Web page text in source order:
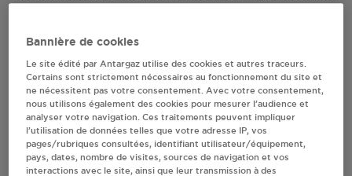
revendeurs Antargaz à VENDENHEIM, l'adresse, le numéro
bouteilles de gaz.
1 revendeur(s) Antargaz
à VENDENHEIM
Bannière de cookies
Le site édité par Antargaz utilise des cookies et autres traceurs.
Certains sont strictement nécessaires au fonctionnement du site et
ne nécessitent pas votre consentement. Avec votre consentement,
nous utilisons également des cookies pour mesurer l’audience et
analyser votre navigation. Ces traitements peuvent impliquer
l’utilisation de données telles que votre adresse IP, vos
pages/rubriques consultées, identifiant utilisateur/équipement,
pays, dates, nombre de visites, sources de navigation et vos
interactions avec le site, ainsi que leur transmission à des